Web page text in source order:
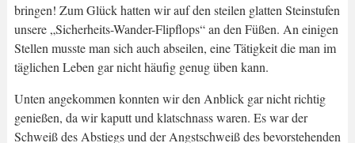
bringen! Zum Glück hatten wir auf den steilen glatten Steinstufen
unsere „Sicherheits-Wander-Flipflops“ an den Füßen. An einigen
Stellen musste man sich auch abseilen, eine Tätigkeit die man im
täglichen Leben gar nicht häufig genug üben kann.
Unten angekommen konnten wir den Anblick gar nicht richtig
genießen, da wir kaputt und klatschnass waren. Es war der
Schweiß des Abstiegs und der Angstschweiß des bevorstehenden